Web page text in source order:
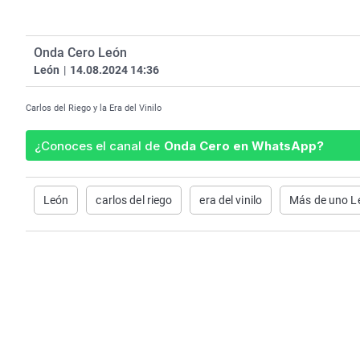
Onda Cero León
León | 14.08.2024 14:36
Carlos del Riego y la Era del Vinilo
¿Conoces el canal de Onda Cero en WhatsApp?
León carlos del riego era del vinilo Más de uno